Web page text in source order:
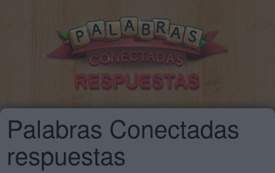
Palabras Conectadas
respuestas